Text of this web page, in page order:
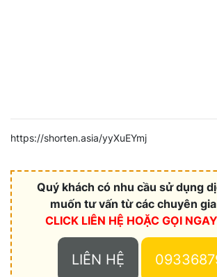
https://shorten.asia/yyXuEYmj
Quý khách có nhu cầu sử dụng
muốn tư vấn từ các chuyên
CLICK LIÊN HỆ HOẶC GỌI
LIÊN HỆ